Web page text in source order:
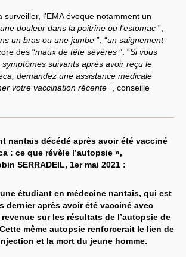
surveiller, l’EMA évoque notamment un
une douleur dans la poitrine ou l’estomac ”,
un bras ou une jambe ”, “un saignement
des “maux de tête sévères ”. “Si vous
symptômes suivants après avoir reçu le
demandez une assistance médicale
votre vaccination récente ”, conseille
nantais décédé après avoir été vacciné
: ce que révèle l’autopsie »,
SERRADEIL, 1er mai 2021 :
étudiant en médecine nantais, qui est
dernier après avoir été vacciné avec
sur les résultats de l’autopsie de
même autopsie renforcerait le lien de
et la mort du jeune homme.